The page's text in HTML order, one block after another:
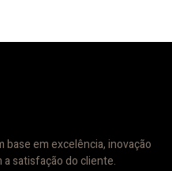
em excelência, inovação
satisfação do cliente.